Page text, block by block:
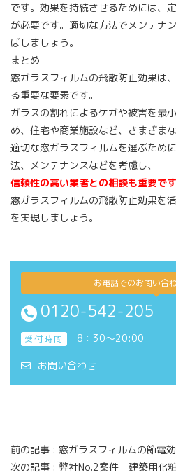
です。効果を持続させるためには、
が必要です。適切な方法でメンテナ
ばしましょう。
まとめ
窓ガラスフィルムの飛散防止効果は
る重要な要素です。
ガラスの割れによるケガや被害を最
め、住宅や商業施設など、さまざま
適切な窓ガラスフィルムを選ぶため
法、メンテナンスなどを考慮し、
信頼性の高い業者との相談も重要です
窓ガラスフィルムの飛散防止効果を
を実現しましょう。
お電話でのお問い合
0120-542-205
受付時間 8：30～20:00
お問い合わせ
前の記事 : 窓ガラスフィルムの節電
次の記事 : 弊社No.2案件 建築用化